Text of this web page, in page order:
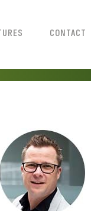
CONTACT